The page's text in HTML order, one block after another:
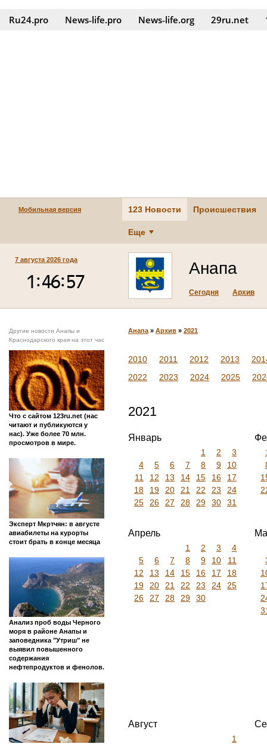
Ru24.pro News‑life.pro News‑life.org 29ru.net
Мобильная версия 123 Новости Происшествия
Еще
7 августа 2026 года Анапа
Сегодня Архив
Другие новости Анапы и
Краснодарского края на этот час
Что с сайтом 123ru.net (нас
читают и публикуются у
нас). Уже более 70 млн.
просмотров в мире.
Эксперт Мкртчян: в августе
авиабилеты на курорты
стоит брать в конце месяца
Анализ проб воды Черного
моря в районе Анапы и
заповедника "Утриш" не
выявил повышенного
содержания
нефтепродуктов и фенолов.
Анапа » Архив » 2021
2010 2011 2012 2013
2022
2023 2024 2025
2021
Январь
1 2
3
4
5 6 7 8 9
10
11
12 13 14 15 16
17
18
19 20 21 22 23
24
25
26 27 28 29 30 31
Апрель
1 2 3
4
5
6 7 8 9 10
11
12
13 14 15 16 17
18
19
20 21 22 23 24
25
26
27 28 29 30
Август
1